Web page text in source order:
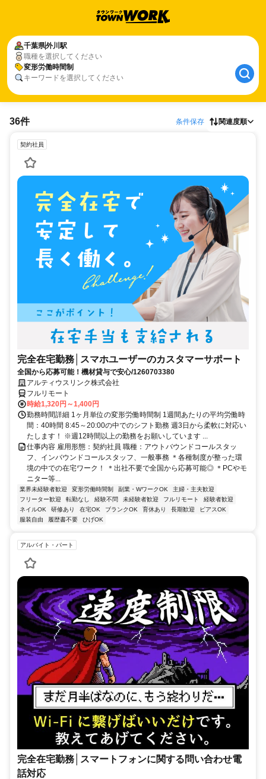
千葉県外川駅
職種を選択してください
変形労働時間制
キーワードを選択してください
36件 条件保存 関連度順
契約社員
完全在宅勤務│スマホユーザーのカスタマーサポート
全国から応募可能！機材貸与で安心/1260703380
アルティウスリンク株式会社
フルリモート
時給1,320円～1,400円
勤務時間詳細 1ヶ月単位の変形労働時間制 1週間あたりの平均労働時
間：40時間 8:45～20:00の中でのシフト勤務 週3日から柔軟に対応い
たします！ ※週12時間以上の勤務をお願いしています ...
仕事内容 雇用形態：契約社員 職種：アウトバウンドコールスタッ
フ、インバウンドコールスタッフ、一般事務 ＊各種制度が整った環
境の中での在宅ワーク！ ＊出社不要で全国から応募可能◎ ＊PCやモ
ニター等...
業界未経験者歓迎 変形労働時間制 副業・WワークOK
主婦・主夫歓迎
フリーター歓迎
転勤なし 経験不問 未経験者歓迎 フルリモート
経験者歓迎
ネイルOK
研修あり 在宅OK ブランクOK 育休あり 長期歓迎
ピアスOK
服装自由
履歴書不要 ひげOK
アルバイト・パート
完全在宅勤務│スマートフォンに関する問い合わせ電
話対応